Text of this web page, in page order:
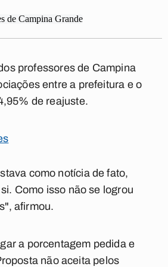
professores de Campina
entre a prefeitura e o
de reajuste.
como notícia de fato,
Como isso não se logrou
afirmou.
a porcentagem pedida e
não aceita pelos